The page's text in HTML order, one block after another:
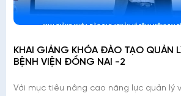
KHAI GIẢNG KHÓA ĐÀO TẠO QUẢN
BỆNH VIỆN ĐỒNG NAI -2
Với mục tiêu nâng cao năng lực quản lý